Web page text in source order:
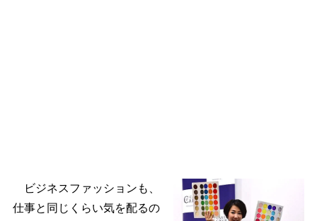
ビジネスファッションも、
仕事と同じくらい気を配るの